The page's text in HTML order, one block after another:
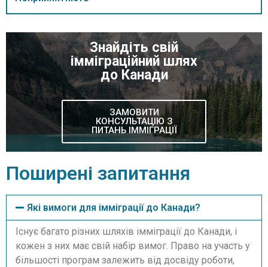
Знайдіть свій
імміграційний шлях
до Канади
ЗАМОВИТИ
КОНСУЛЬТАЦІЮ З
ПИТАНЬ ІММІГРАЦІЇ
Поширені запитання
Які вимоги для імміграції до Канади?
Існує багато різних шляхів імміграції до Канади, і
кожен з них має свій набір вимог. Право на участь у
більшості програм залежить від досвіду роботи,